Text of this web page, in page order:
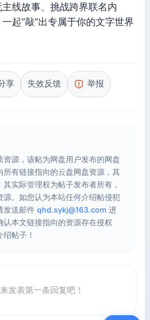
线故事、挑战跨界联名内
起“敲”出专属于你的文字世界
享 失效反馈 举报
资源，该帖为网盘用户发布的网盘
所有链接指向的云盘网盘资源，其
其实际管理权为帖子发布者所有，
源。如您认为本站任何介绍帖侵犯
发送邮件 qhd.sykj@163.com 进
认本文链接指向的资源存在侵权
帖子！
发表第一条回复吧！